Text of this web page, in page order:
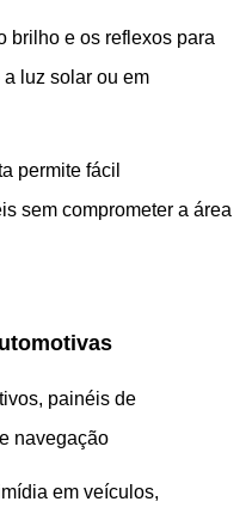
brilho e os reflexos para
luz solar ou em
permite fácil
sem comprometer a área
painéis de
navegação
em veículos,